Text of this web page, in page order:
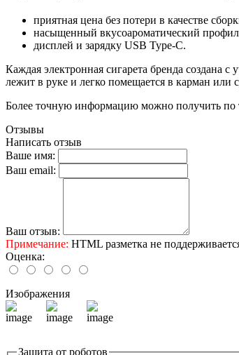
приятная цена без потери в качестве
насыщенный вкусоароматический
дисплей и зарядку USB Type-C.
Каждая электронная сигарета бренда создана
лежит в руке и легко помещается в карман или
Более точную информацию можно получить по
Отзывы
Написать отзыв
Ваше имя:
Ваш email:
Ваш отзыв:
Примечание: HTML разметка не
Оценка:
Изображения
Защита от роботов